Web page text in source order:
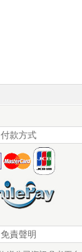
付款方式
免責聲明